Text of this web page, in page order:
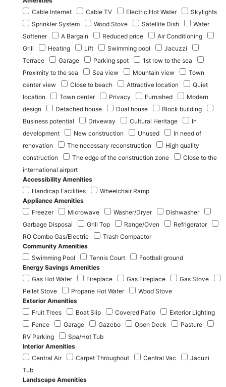
Cable Internet
Cable TV Electric Hot Water
Skylights
Sprinkler System
Wood Stove Satellite Dish
Water
Softener
A Bargain Reduced price
Air Conditioning
Grill
Heating Lift Swimming pool
Jacuzzi
Terrace
Garage Parking spot
1st row to the sea
Proximity to the sea
Sea view Mountain view
Town
center view
Close to beach Attractive location
Quiet
location
Town center Privacy Furnished
Modern
design
Detached house Dual house
Block building
Business potential
Driveway Cultural Heritage
In
development
New construction Unused
In need of
renovation
The necessary reconstruction
High quality
construction
The edge of the construction zone
Close to the
international airport
Accessibility Amenities
Handicap Facilities
Wheelchair Ramp
Appliance Amenities
Freezer
Microwave Washer/Dryer
Dishwasher
Garbage Disposal
Grill Top Range/Oven
Refrigerator
RO Combo Gas/Electric
Trash Compactor
Community Amenities
Swimming Pool
Tennis Court
Football ground
Energy Savings Amenities
Gas Hot Water
Fireplace Gas Fireplace
Gas Stove
Pellet Stove
Propane Hot Water
Wood Stove
Exterior Amenities
Fruit Trees
Boat Slip Covered Patio
Exterior Lighting
Fence
Garage Gazebo Open Deck
Pasture
RV Parking
Spa/Hot Tub
Interior Amenities
Central Air
Carpet Throughout Central Vac
Jacuzi
Tub
Landscape Amenities